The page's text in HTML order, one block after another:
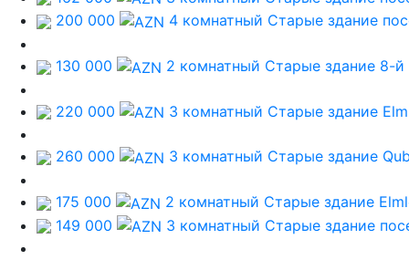
200 000
4 комнатный Старые здание
130 000 2 комнатный Старые здание 8-й
220 000 3 комнатный Старые здание
260 000 3 комнатный Старые здание
175 000 2 комнатный Старые здание
149 000
3 комнатный Старые здание